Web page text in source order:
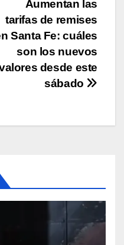
Aumentan las
tarifas de remises
Santa Fe: cuáles
son los nuevos
desde este
sábado